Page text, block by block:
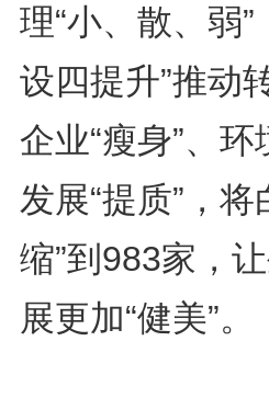
理“小、散、弱
设四提升”推动
企业“瘦身”、
发展“提质”，
缩”到983家，
展更加“健美”。